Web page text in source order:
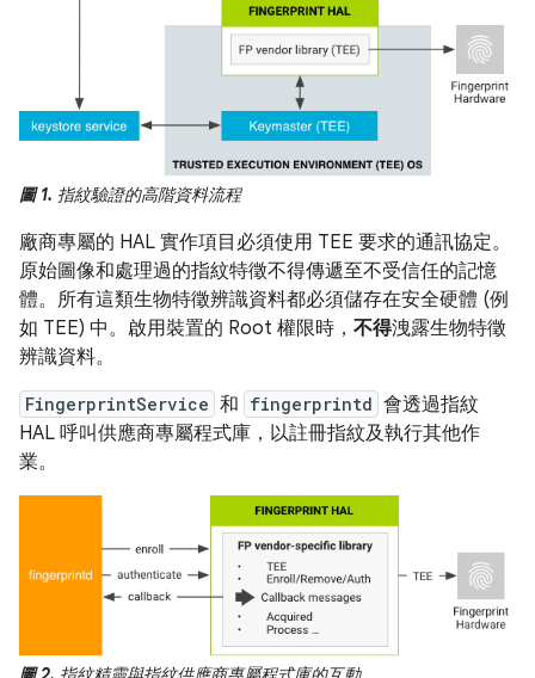
圖 1. 指紋驗證的高階資料流程
廠商專屬的 HAL 實作項目必須使用 TEE 要求的通訊協定。
原始圖像和處理過的指紋特徵不得傳遞至不受信任的記憶
體。所有這類生物特徵辨識資料都必須儲存在安全硬體 (例
如 TEE) 中。啟用裝置的 Root 權限時， 不得洩露生物特徵
辨識資料。
FingerprintService 和 fingerprintd 會透過指紋
HAL 呼叫供應商專屬程式庫，以註冊指紋及執行其他作
業。